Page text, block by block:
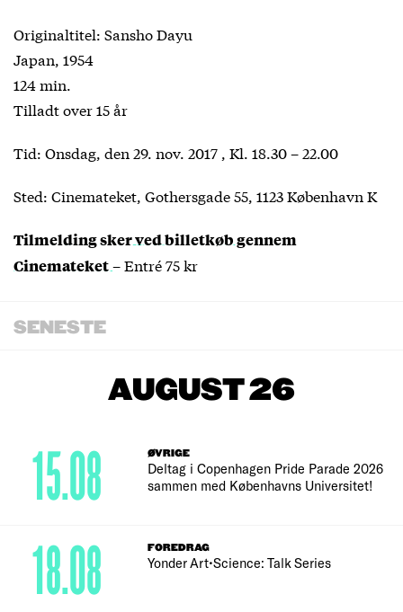
Originaltitel: Sansho Dayu
Japan, 1954
124 min.
Tilladt over 15 år
Tid: Onsdag, den 29. nov. 2017 , Kl. 18.30 – 22.00
Sted: Cinemateket, Gothersgade 55, 1123 København K
Tilmelding sker ved billetkøb gennem
Cinemateket– Entré 75 kr
SENESTE
AUGUST 26
ØVRIGE
Deltag i Copenhagen Pride Parade 2026
sammen med Københavns Universitet!
15.08
FOREDRAG
Yonder Art•Science: Talk Series
18.08